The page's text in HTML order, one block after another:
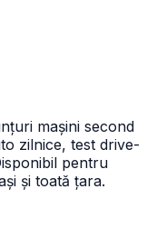
mașini second
zilnice, test drive-
pentru
și toată țara.